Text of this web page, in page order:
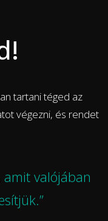
tartani téged az
végezni, és rendet
amit valójában